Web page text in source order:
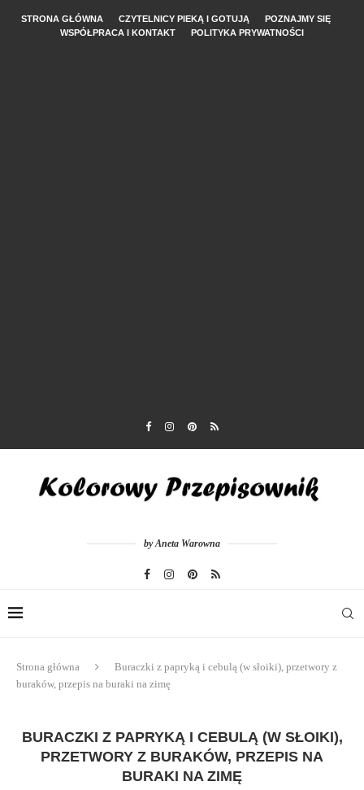
STRONA GŁÓWNA CZYTELNICY PIEKĄ I GOTUJĄ
POZNAJMY SIĘ
WSPÓŁPRACA I KONTAKT
POLITYKA PRYWATNOŚCI
by Aneta Warowna
Strona główna
Buraczki z papryką i cebulą (w słoiki), przetwory z
buraków, przepis na buraki na zimę
BURACZKI Z PAPRYKĄ I CEBULĄ (W SŁOIKI),
PRZETWORY Z BURAKÓW, PRZEPIS NA
BURAKI NA ZIMĘ